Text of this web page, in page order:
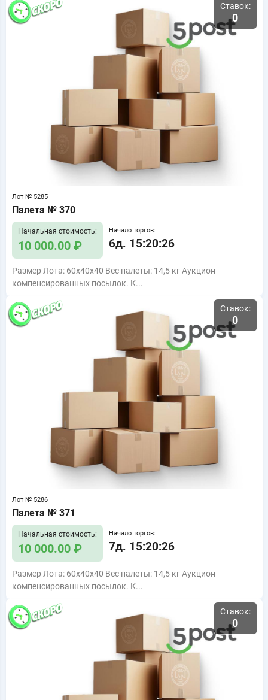
Ставок:
0
Лот № 5285
Палета № 370
Начальная стоимость:
10 000.00 ₽
Начало торгов:
6д. 15:20:25
Размер Лота: 60x40x40 Вес палеты: 14,5 кг Аукцион
компенсированных посылок. К...
Ставок:
0
Лот № 5286
Палета № 371
Начальная стоимость:
10 000.00 ₽
Начало торгов:
7д. 15:20:25
Размер Лота: 60x40x40 Вес палеты: 14,5 кг Аукцион
компенсированных посылок. К...
Ставок:
0